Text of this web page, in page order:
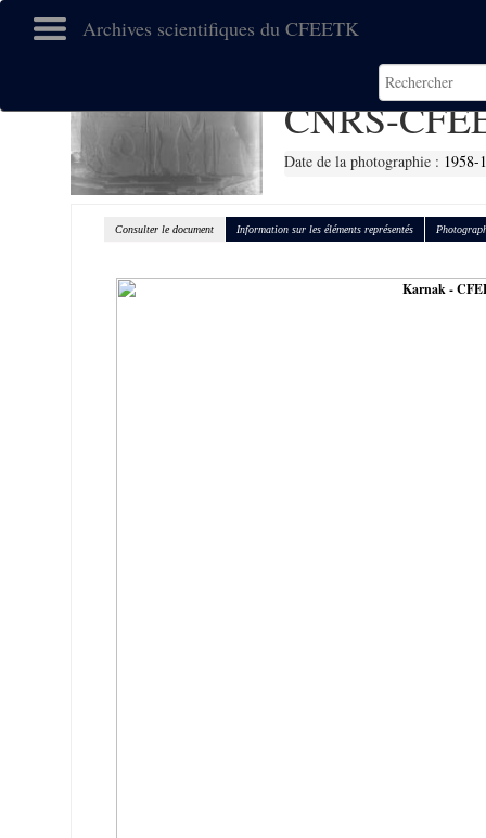
Archives scientifiques du CFEETK
CNRS-
Date de la photographie : 1958-
Consulter le document Information sur les éléments représentés